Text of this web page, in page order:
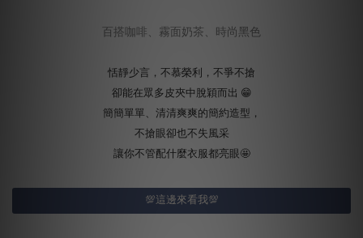
百搭咖啡、霧面奶茶、時尚黑色
恬靜少言，不慕榮利，不爭不搶
卻能在眾多皮夾中脫穎而出 😁
簡簡單單、清清爽爽的簡約造型，
不搶眼卻也不失風采
讓你不管配什麼衣服都亮眼🤩
💯這邊來看我💯